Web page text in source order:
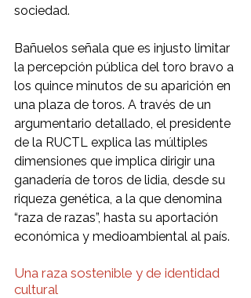
sociedad.
Bañuelos señala que es injusto limitar
la percepción pública del toro bravo a
los quince minutos de su aparición en
una plaza de toros. A través de un
argumentario detallado, el presidente
de la RUCTL explica las múltiples
dimensiones que implica dirigir una
ganadería de toros de lidia, desde su
riqueza genética, a la que denomina
“raza de razas”, hasta su aportación
económica y medioambiental al país.
Una raza sostenible y de identidad
cultural